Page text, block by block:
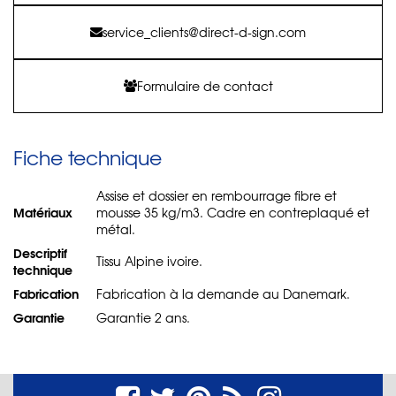
service_clients@direct-d-sign.com
Formulaire de contact
Fiche technique
Matériaux
Assise et dossier en rembourrage fibre et
mousse 35 kg/m3. Cadre en contreplaqué et
métal.
Descriptif
technique
Tissu Alpine ivoire.
Fabrication Fabrication à la demande au Danemark.
Garantie Garantie 2 ans.